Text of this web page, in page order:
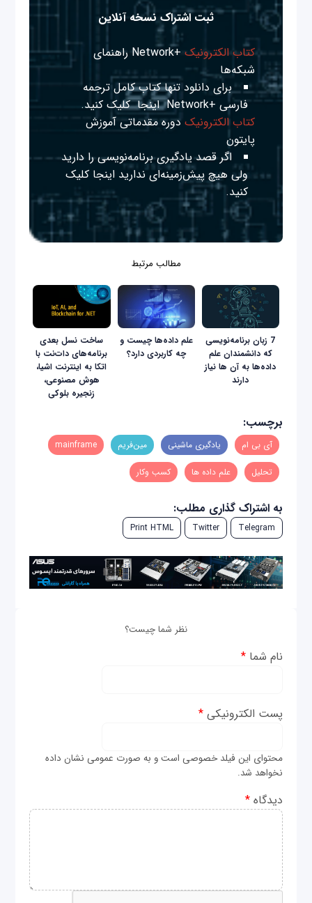
ثبت اشتراک نسخه آنلاین
کتاب الکترونیک
+Network راهنمای
شبکه‌ها
برای دانلود تنها کتاب کامل ترجمه
فارسی +Network
اینجا کلیک کنید.
کتاب الکترونیک دوره مقدماتی آموزش
پایتون
اگر قصد یادگیری برنامه‌نویسی را دارید
ولی هیچ پیش‌زمینه‌ای نداریداینجا کلیک
کنید.
مطالب مرتبط
7 زبان برنامه‌نویسی
که دانشمندان علم
داده‌ها به آن ها نیاز
دارند
علم داده‌ها چیست و
چه کاربردی دارد؟
ساخت نسل بعدی
برنامه‌های دات‌نت با
اتکا به اینترنت اشیا،
هوش مصنوعی،
زنجیره بلوکی
برچسب:
آی بی ام یادگیری ماشینی مین‌فریم‌ mainframe
تحلیل علم داده ها کسب وکار
به اشتراک گذاری مطلب:
Telegram
Twitter
Print HTML
نظر شما چیست؟
نام شما*
پست الکترونیکی*
محتوای این فیلد خصوصی است و به صورت عمومی نشان داده
نخواهد شد.
دیدگاه*